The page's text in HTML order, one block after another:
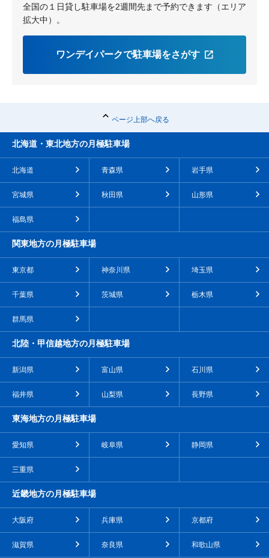
全国の１日貸し駐車場を2週間先まで予約できます（エリア
拡大中）。
ワンデイパークで駐車場をさがす
ページ上部へ戻る
北海道・東北地方の月極駐車場
北海道 青森県 岩手県
宮城県 秋田県 山形県
福島県
関東地方の月極駐車場
東京都 神奈川県 埼玉県
千葉県 茨城県 栃木県
群馬県
北陸・甲信越地方の月極駐車場
新潟県 富山県 石川県
福井県 山梨県 長野県
東海地方の月極駐車場
愛知県 岐阜県 静岡県
三重県
近畿地方の月極駐車場
大阪府 兵庫県 京都府
滋賀県 奈良県 和歌山県